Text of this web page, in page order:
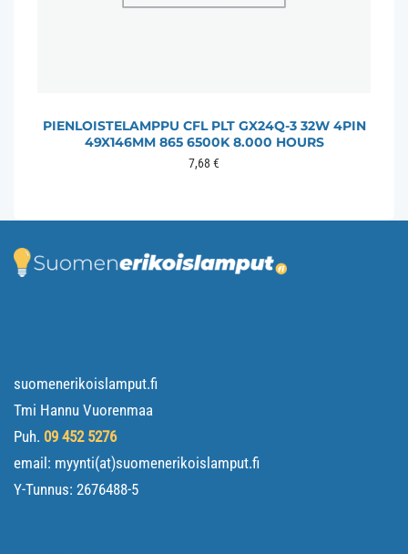
PIENLOISTELAMPPU CFL PLT GX24Q-3 32W 4PIN
49X146MM 865 6500K 8.000 HOURS
7,68 €
suomenerikoislamput.fi
Tmi Hannu Vuorenmaa
Puh. 09 452 5276
email: myynti(at)suomenerikoislamput.fi
Y-Tunnus: 2676488-5